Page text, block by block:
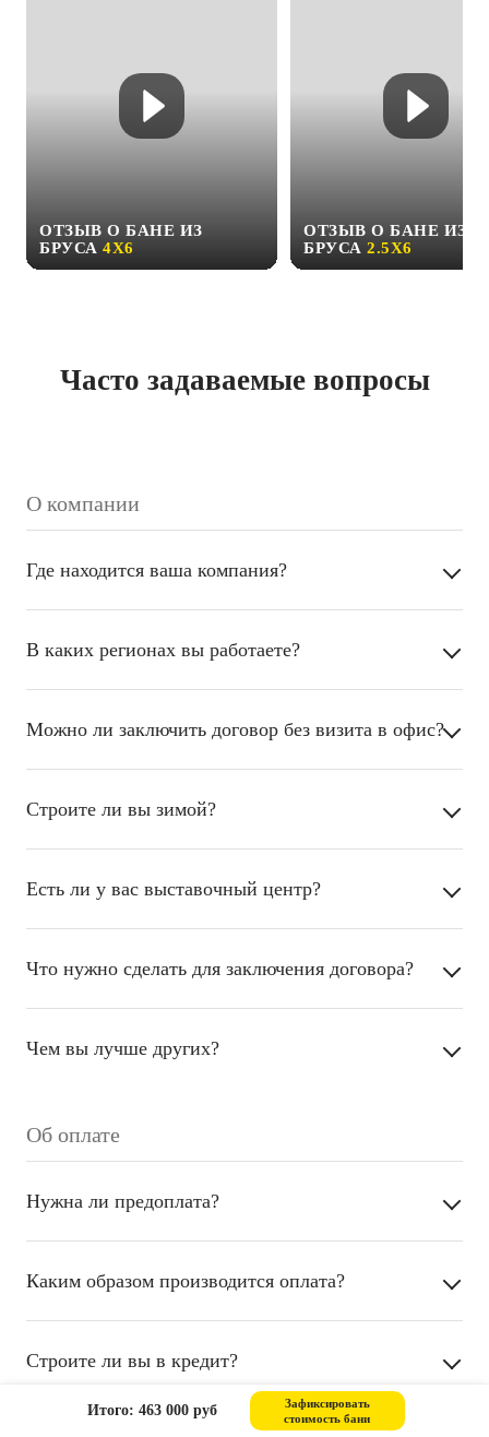
Итого: 463 000 руб
Зафиксировать
стоимость бани
ОТЗЫВ О БАНЕ ИЗ
БРУСА 4Х6
ОТЗЫВ О БАНЕ ИЗ
БРУСА 2.5Х6
Часто задаваемые вопросы
О компании
Где находится ваша компания?
В каких регионах вы работаете?
Можно ли заключить договор без визита в офис?
Строите ли вы зимой?
Есть ли у вас выставочный центр?
Что нужно сделать для заключения договора?
Чем вы лучше других?
Об оплате
Нужна ли предоплата?
Каким образом производится оплата?
Строите ли вы в кредит?